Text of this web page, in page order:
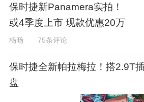
保时捷新Panamera实拍！
或4季度上市 现款优惠20万
杨旸 75条评论
保时捷全新帕拉梅拉！搭2.9T
盘